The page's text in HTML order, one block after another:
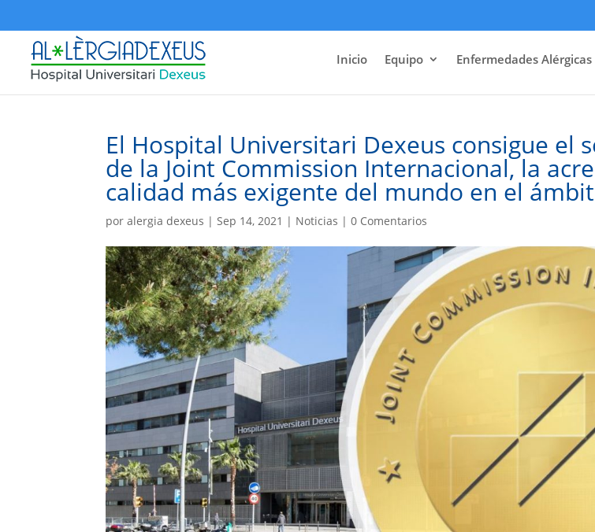
Inicio Equipo Enfermedades Alérgicas
El Hospital Universitari Dexeus consigue el
de la Joint Commission Internacional, la
calidad más exigente del mundo en el
poralergia dexeus |Sep 14, 2021 | Noticias |0 Comentarios